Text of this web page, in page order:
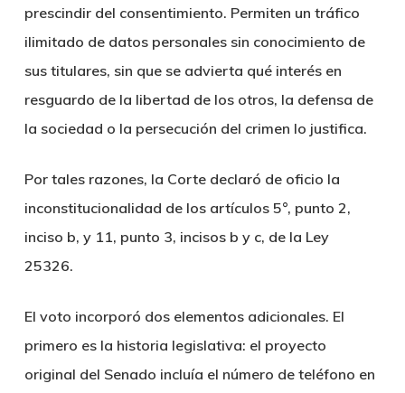
prescindir del consentimiento. Permiten un tráfico
ilimitado de datos personales sin conocimiento de
sus titulares, sin que se advierta qué interés en
resguardo de la libertad de los otros, la defensa de
la sociedad o la persecución del crimen lo justifica.
Por tales razones, la Corte declaró de oficio la
inconstitucionalidad de los artículos 5°, punto 2,
inciso b, y 11, punto 3, incisos b y c, de la Ley
25326.
El voto incorporó dos elementos adicionales. El
primero es la historia legislativa: el proyecto
original del Senado incluía el número de teléfono en